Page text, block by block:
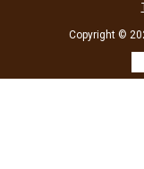
Copyright ©